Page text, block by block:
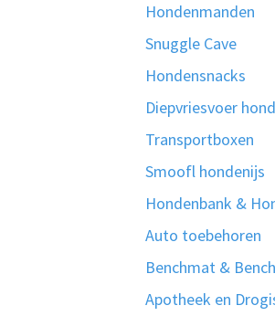
Hondenmanden
Snuggle Cave
Hondensnacks
Diepvriesvoer hond
Transportboxen
Smoofl hondenijs
Hondenbank &
Auto toebehoren
Benchmat &
Apotheek en